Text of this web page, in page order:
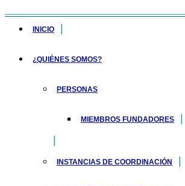
INICIO
¿QUIÉNES SOMOS?
PERSONAS
MIEMBROS FUNDADORES
INSTANCIAS DE COORDINACIÓN